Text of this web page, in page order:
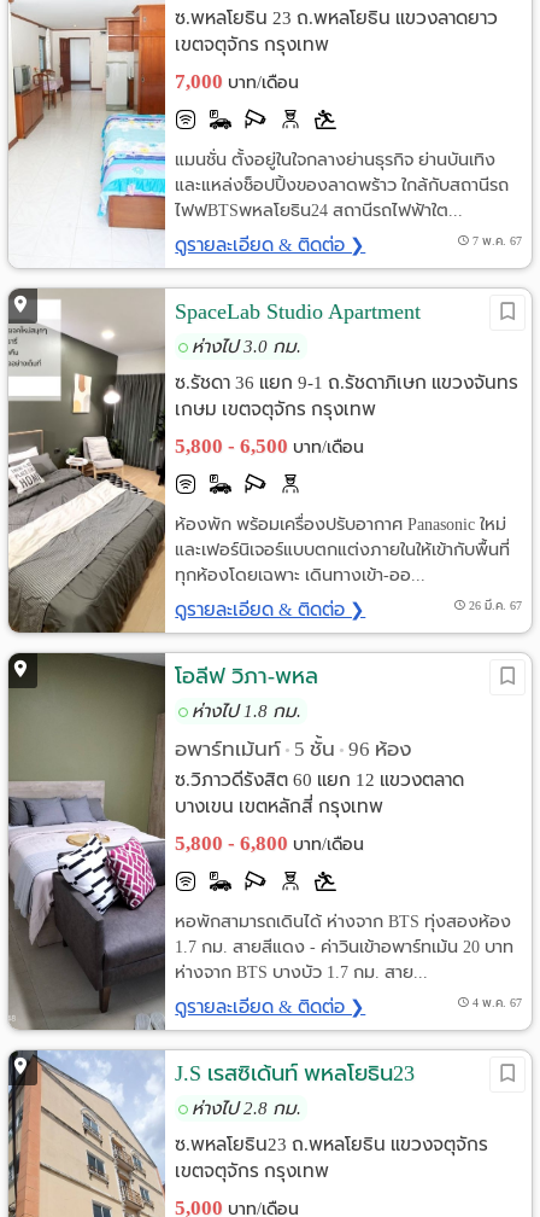
ซ.พหลโยธิน 23 ถ.พหลโยธิน แขวงลาดยาว
เขตจตุจักร กรุงเทพ
7,000 บาท/เดือน
แมนชั่น ตั้งอยู่ในใจกลางย่านธุรกิจ ย่านบันเทิง
และแหล่งช็อปปิ้งของลาดพร้าว ใกล้กับสถานีรถ
ไฟฟBTSพหลโยธิน24 สถานีรถไฟฟ้าใต...
ดูรายละเอียด & ติดต่อ ❯ 7 พ.ค. 67
SpaceLab Studio Apartment
ห่างไป 3.0 กม.
ซ.รัชดา 36 แยก 9-1 ถ.รัชดาภิเษก แขวงจันทร
เกษม เขตจตุจักร กรุงเทพ
5,800 - 6,500 บาท/เดือน
ห้องพัก พร้อมเครื่องปรับอากาศ Panasonic ใหม่
และเฟอร์นิเจอร์แบบตกแต่งภายในให้เข้ากับพื้นที่
ทุกห้องโดยเฉพาะ เดินทางเข้า-ออ...
ดูรายละเอียด & ติดต่อ ❯ 26 มี.ค. 67
โอลีฟ วิภา-พหล
ห่างไป 1.8 กม.
อพาร์ทเม้นท์ • 5 ชั้น • 96 ห้อง
ซ.วิภาวดีรังสิต 60 แยก 12 แขวงตลาด
บางเขน เขตหลักสี่ กรุงเทพ
5,800 - 6,800 บาท/เดือน
หอพักสามารถเดินได้ ห่างจาก BTS ทุ่งสองห้อง
1.7 กม. สายสีแดง - ค่าวินเข้าอพาร์ทเม้น 20 บาท
ห่างจาก BTS บางบัว 1.7 กม. สาย...
ดูรายละเอียด & ติดต่อ ❯ 4 พ.ค. 67
J.S เรสซิเด้นท์ พหลโยธิน23
ห่างไป 2.8 กม.
ซ.พหลโยธิน23 ถ.พหลโยธิน แขวงจตุจักร
เขตจตุจักร กรุงเทพ
5,000 บาท/เดือน